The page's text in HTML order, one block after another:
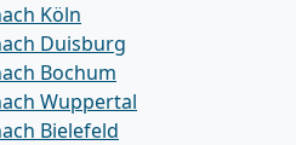
Köln
Duisburg
Bochum
Wuppertal
Bielefeld